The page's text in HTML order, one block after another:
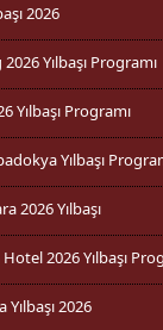
2026
Yılbaşı Programı
Yılbaşı Programı
Yılbaşı
2026 Yılbaşı
2026 Yılbaşı
2026